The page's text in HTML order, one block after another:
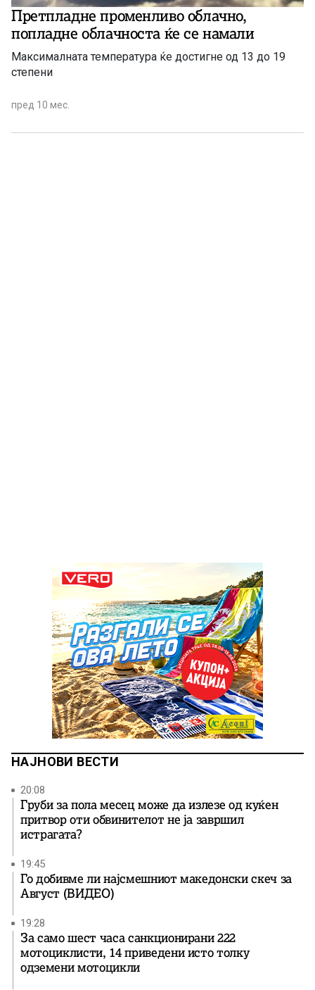
Претпладне променливо облачно,
попладне облачноста ќе се намали
Максималната температура ќе достигне од 13 до 19
степени
пред 10 мес.
НАЈНОВИ ВЕСТИ
20:08
Груби за пола месец може да излезе од куќен
притвор оти обвинителот не ја завршил
истрагата?
19:45
Го добивме ли најсмешниот македонски скеч за
Август (ВИДЕО)
19:28
За само шест часа санкционирани 222
мотоциклисти, 14 приведени исто толку
одземени мотоцикли